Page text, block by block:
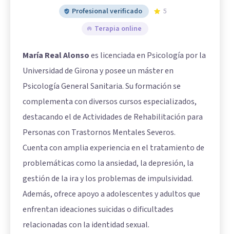
Profesional verificado
5
Terapia online
María Real Alonsoes licenciada en Psicología por la
Universidad de Girona y posee un máster en
Psicología General Sanitaria. Su formación se
complementa con diversos cursos especializados,
destacando el de Actividades de Rehabilitación para
Personas con Trastornos Mentales Severos.
Cuenta con amplia experiencia en el tratamiento de
problemáticas como la ansiedad, la depresión, la
gestión de la ira y los problemas de impulsividad.
Además, ofrece apoyo a adolescentes y adultos que
enfrentan ideaciones suicidas o dificultades
relacionadas con la identidad sexual.